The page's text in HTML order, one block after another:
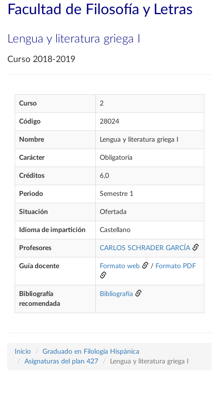
Facultad de Filosofía y Letras
Lengua y literatura griega I
Curso 2018-2019
Curso 2
Código 28024
Nombre Lengua y literatura griega I
Carácter Obligatoria
Créditos 6,0
Periodo Semestre 1
Situación Ofertada
Idioma de impartición Castellano
Profesores CARLOS SCHRADER GARCÍA
Guía docente Formato web / Formato PDF
Bibliografía
recomendada
Bibliografía
Inicio
Graduado en Filología Hispánica
Asignaturas del plan 427
Lengua y literatura griega I